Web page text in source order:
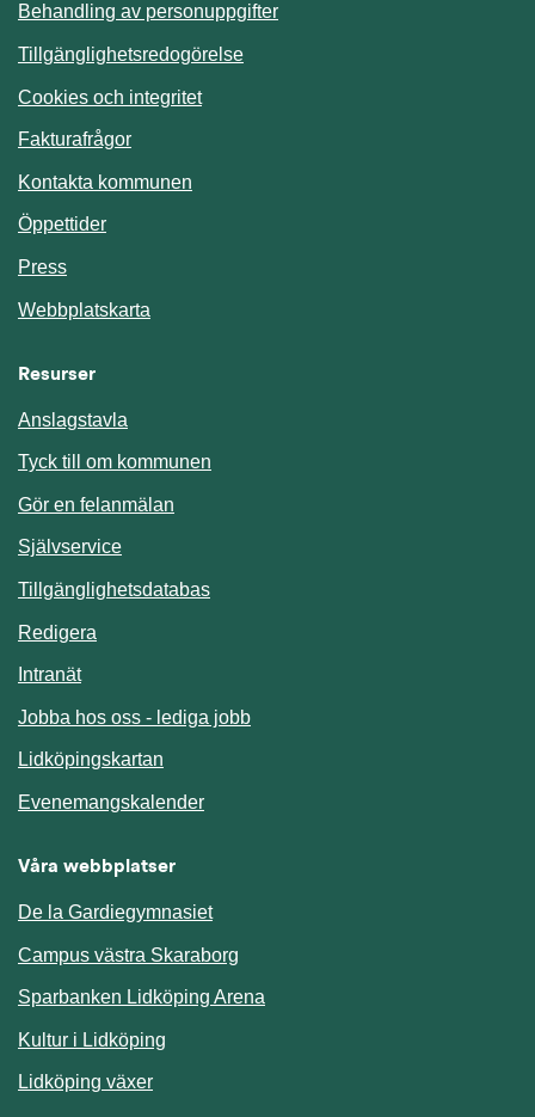
Behandling av personuppgifter
Tillgänglighetsredogörelse
Cookies och integritet
Fakturafrågor
Kontakta kommunen
Öppettider
Press
Webbplatskarta
Resurser
Anslagstavla
Tyck till om kommunen
Gör en felanmälan
SjälvserviceLänk till annan webbplats.
TillgänglighetsdatabasLänk till annan webbplats.
Redigera
IntranätLänk till annan webbplats.
Jobba hos oss - lediga jobb
Lidköpingskartan
EvenemangskalenderLänk till annan webbplats.
Våra webbplatser
De la Gardiegymnasiet
Campus västra Skaraborg
Sparbanken Lidköping Arena
Kultur i Lidköping
Lidköping växer